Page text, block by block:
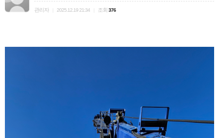
관리자 2025.12.19 21:34 조회 376